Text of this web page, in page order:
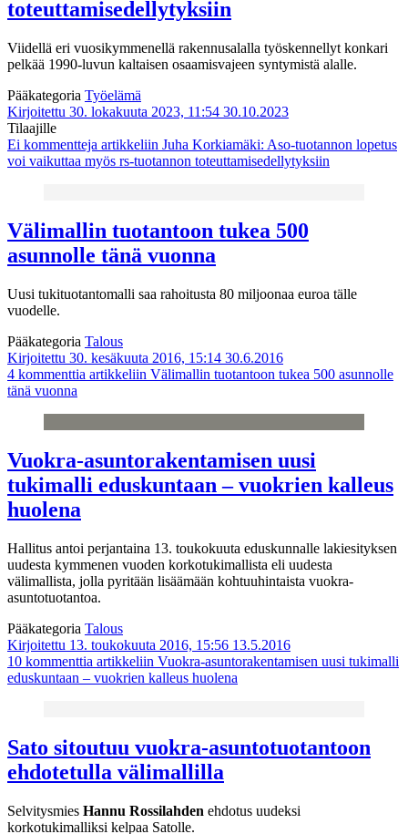
toteuttamisedellytyksiin
Viidellä eri vuosikymmenellä rakennusalalla työskennellyt konkari
pelkää 1990-luvun kaltaisen osaamisvajeen syntymistä alalle.
Pääkategoria Työelämä
Kirjoitettu 30. lokakuuta 2023, 11:54 30.10.2023
Tilaajille
Ei kommentteja artikkeliin Juha Korkiamäki: Aso-tuotannon lopetus
voi vaikuttaa myös rs-tuotannon toteuttamisedellytyksiin
Välimallin tuotantoon tukea 500
asunnolle tänä vuonna
Uusi tukituotantomalli saa rahoitusta 80 miljoonaa euroa tälle
vuodelle.
Pääkategoria Talous
Kirjoitettu 30. kesäkuuta 2016, 15:14 30.6.2016
4 kommenttia artikkeliin Välimallin tuotantoon tukea 500 asunnolle
tänä vuonna
Vuokra-asuntorakentamisen uusi
tukimalli eduskuntaan – vuokrien kalleus
huolena
Hallitus antoi perjantaina 13. toukokuuta eduskunnalle lakiesityksen
uudesta kymmenen vuoden korkotukimallista eli uudesta
välimallista, jolla pyritään lisäämään kohtuuhintaista vuokra-
asuntotuotantoa.
Pääkategoria Talous
Kirjoitettu 13. toukokuuta 2016, 15:56 13.5.2016
10 kommenttia artikkeliin Vuokra-asuntorakentamisen uusi tukimalli
eduskuntaan – vuokrien kalleus huolena
Sato sitoutuu vuokra-asuntotuotantoon
ehdotetulla välimallilla
Selvitysmies Hannu Rossilahden ehdotus uudeksi
korkotukimalliksi kelpaa Satolle.